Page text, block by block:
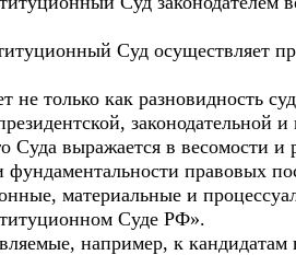
Суд осуществляет
не только как разновидность
законодательной
Суда выражается в весомости
фундаментальности правовых
материальные и
Суде РФ».
например, к